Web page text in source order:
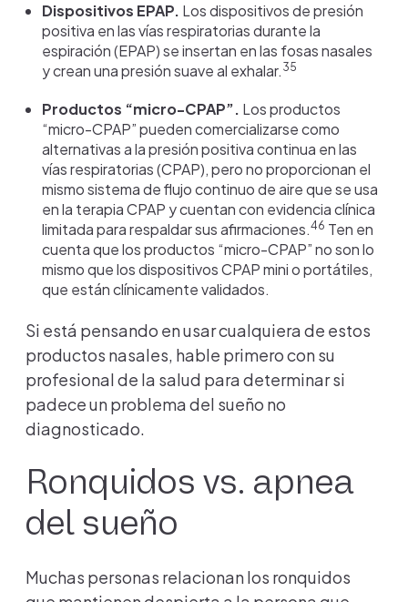
Dispositivos EPAP. Los dispositivos de presión
positiva en las vías respiratorias durante la
espiración (EPAP) se insertan en las fosas nasales
y crean una presión suave al exhalar. 35
Productos “micro-CPAP”. Los productos
“micro-CPAP” pueden comercializarse como
alternativas a la presión positiva continua en las
vías respiratorias (CPAP), pero no proporcionan el
mismo sistema de flujo continuo de aire que se usa
en la terapia CPAP y cuentan con evidencia clínica
limitada para respaldar sus afirmaciones.46 Ten en
cuenta que los productos “micro-CPAP” no son lo
mismo que los dispositivos CPAP mini o portátiles,
que están clínicamente validados.
Si está pensando en usar cualquiera de estos
productos nasales, hable primero con su
profesional de la salud para determinar si
padece un problema del sueño no
diagnosticado.
Ronquidos vs. apnea
del sueño
Muchas personas relacionan los ronquidos